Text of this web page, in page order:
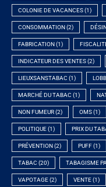
COLONIE DE VACANCES(1)
CONSOMMATION (2)
FABRICATION (1)
INDICATEUR DES VENTES(2)
LIEUXSANSTABAC (1)
MARCHÉ DU TABAC (1)
NON FUMEUR(2) OMS(1)
POLITIQUE(1) PRIX DU
PRÉVENTION (2) PUFF(1)
TABAC (20) TABAGISME
VAPOTAGE(2) VENTE(1)